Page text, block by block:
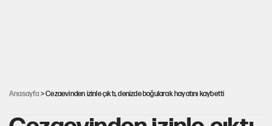
Anasayfa > Cezaevinden izinle çıktı, denizde boğularak hayatını kaybetti